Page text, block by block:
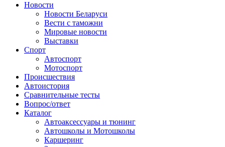
Сайт про автомобили
Новости
Новости Беларуси
Вести с таможни
Мировые новости
Выставки
Спорт
Автоспорт
Мотоспорт
Происшествия
Автоистория
Сравнительные тесты
Вопрос/ответ
Каталог
Автоакcессуары и тюнинг
Автошколы и Мотошколы
Каршеринг